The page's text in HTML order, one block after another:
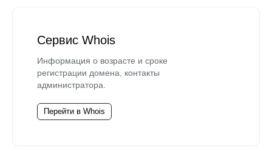
Сервис Whois
Информация о возрасте и сроке
регистрации домена, контакты
администратора.
Перейти в Whois